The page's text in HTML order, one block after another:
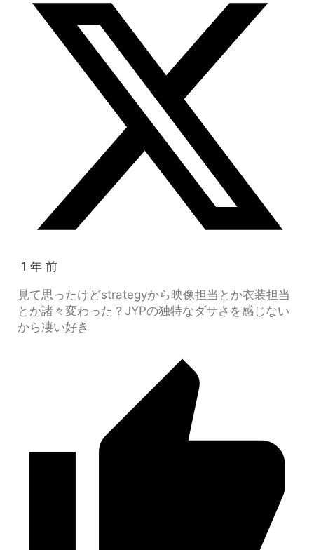
1 年 前
見て思ったけどstrategyから映像担当とか衣装担当
とか諸々変わった？JYPの独特なダサさを感じない
から凄い好き